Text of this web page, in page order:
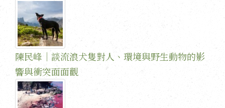
陳民峰｜談流浪犬隻對人、環境與野生動物的影
響與衝突面面觀